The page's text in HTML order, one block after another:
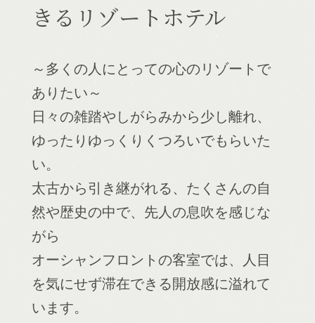
きるリゾートホテル
～多くの人にとっての心のリゾートで
ありたい～
日々の雑踏やしがらみから少し離れ、
ゆったりゆっくりくつろいでもらいた
い。
太古から引き継がれる、たくさんの自
然や歴史の中で、先人の息吹を感じな
がら
オーシャンフロントの客室では、人目
を気にせず滞在できる開放感に溢れて
います。